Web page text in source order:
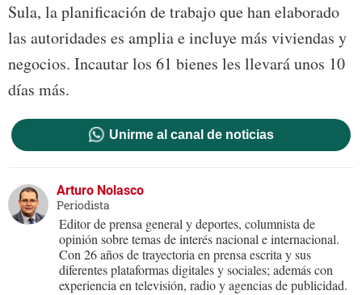
Sula, la planificación de trabajo que han elaborado
las autoridades es amplia e incluye más viviendas y
negocios. Incautar los 61 bienes les llevará unos 10
días más.
Unirme al canal de noticias
Arturo Nolasco
Periodista
Editor de prensa general y deportes, columnista de
opinión sobre temas de interés nacional e internacional.
Con 26 años de trayectoria en prensa escrita y sus
diferentes plataformas digitales y sociales; además con
experiencia en televisión, radio y agencias de publicidad.